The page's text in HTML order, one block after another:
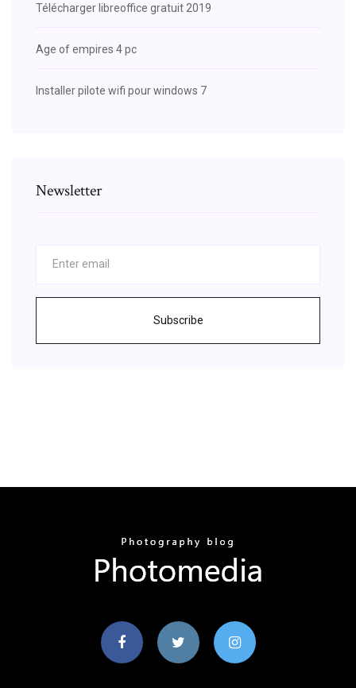
Télécharger libreoffice gratuit 2019
Age of empires 4 pc
Installer pilote wifi pour windows 7
Newsletter
Subscribe